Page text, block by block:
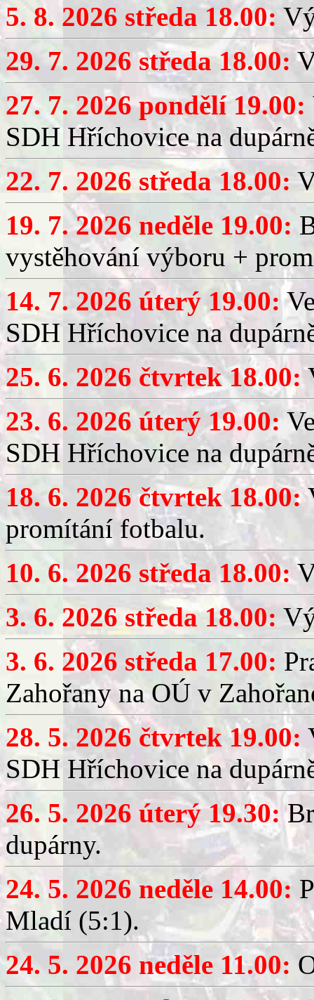
5. 8. 2026 středa 18.00:
29. 7. 2026 středa 18.00:
27. 7. 2026 pondělí 19.00:
SDH Hříchovice na
22. 7. 2026 středa 18.00:
19. 7. 2026 neděle 19.00:
vystěhování výboru +
14. 7. 2026 úterý 19.00:
SDH Hříchovice na
25. 6. 2026 čtvrtek 18.00:
23. 6. 2026 úterý 19.00:
SDH Hříchovice na
18. 6. 2026 čtvrtek 18.00:
promítání fotbalu.
10. 6. 2026 středa 18.00:
3. 6. 2026 středa 18.00:
3. 6. 2026 středa 17.00:
Zahořany na OÚ v
28. 5. 2026 čtvrtek 19.00:
SDH Hříchovice na
26. 5. 2026 úterý 19.30:
dupárny.
24. 5. 2026 neděle 14.00:
Mladí (5:1).
24. 5. 2026 neděle 11.00: